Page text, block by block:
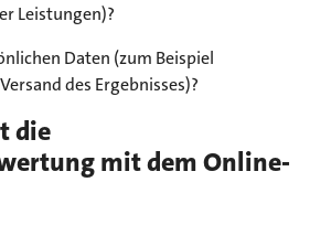
Leistungen)?
Daten (zum Beispiel
des Ergebnisses)?
die
mit dem Online-